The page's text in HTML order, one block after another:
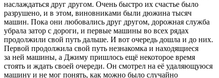
наслаждаться друг другом. Очень быстро их счастье было
разрушено, и в этом, виновниками были дюжина тысяч
машин. Пока они любовались друг другом, дорожная служба
убрала затор с дороги, и первые машины во всех рядах
продолжили свой путь дальше. И вот очередь дошла и до них.
Первой продолжила свой путь незнакомка и находящиеся
за ней машины, а Джиму пришлось ещё некоторое время
стоять и ждать своей очереди. Он смотрел на её удаляющуюся
машину и не мог понять, как можно было случайно